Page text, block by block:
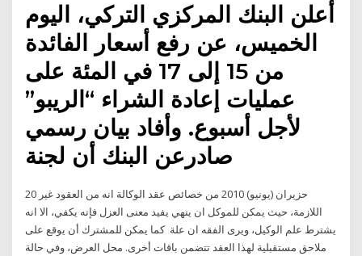
أعلن البنك المركزي التركي، اليوم
الخميس، عن رفع أسعار الفائدة
من 15 إلى 17 في المئة على
عمليات إعادة الشراء “الريبو”
لأجل أسبوع. وأفاد بيان رسمي
صادرعن البنك أن لجنة
20 حزيران (يونيو) 2010 من خصائص عقد الوكالة انه من العقود غير
اللازمة، حيث يمكن للموكل ان ينهي يفيد معنى العزل فإنه يكفي، الا انه
يشترط علم الوكيل، ويرى الفقه ان علة كما يمكن للمشترك أن يوقع على
ملاحق مستقبلية لهذا العقد تتضمن باقات أخرى. محل العرض، وفي حالة